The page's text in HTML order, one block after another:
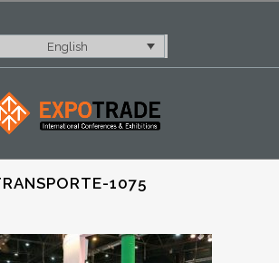
English
1075